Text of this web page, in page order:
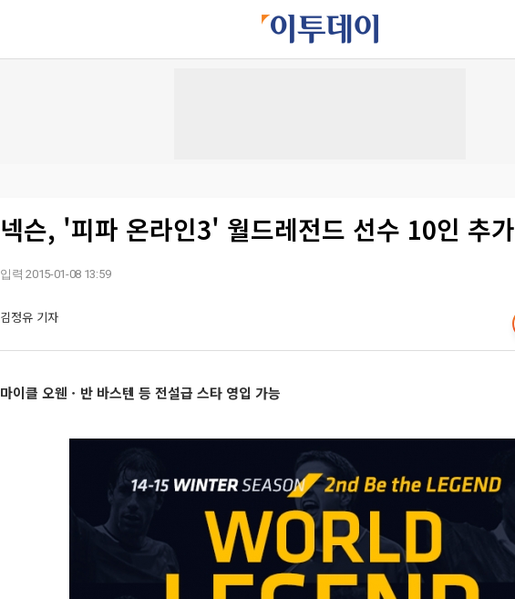
넥슨, '피파 온라인3' 월드레전드 선수 10인 추가
입력 2015-01-08 13:59
김정유 기자
마이클 오웬ㆍ반 바스텐 등 전설급 스타 영입 가능